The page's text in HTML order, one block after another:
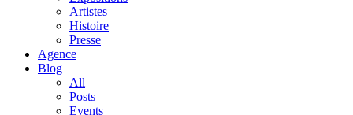
Artistes
Histoire
Presse
Agence
Blog
All
Posts
Events